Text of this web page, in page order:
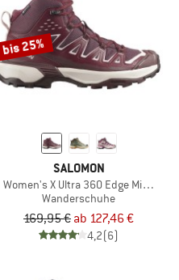
bis 25%
SALOMON
Women's X Ultra 360 Edge Mid GTX
Wanderschuhe
169,95 € ab 127,46 €
4,2(6)